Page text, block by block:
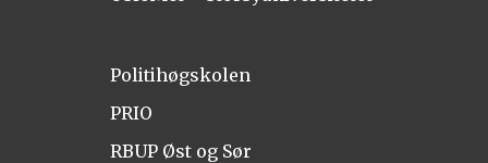
Politihøgskolen
PRIO
RBUP Øst og Sør